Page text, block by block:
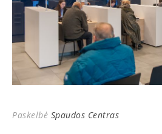
Paskelbė Spaudos Centras